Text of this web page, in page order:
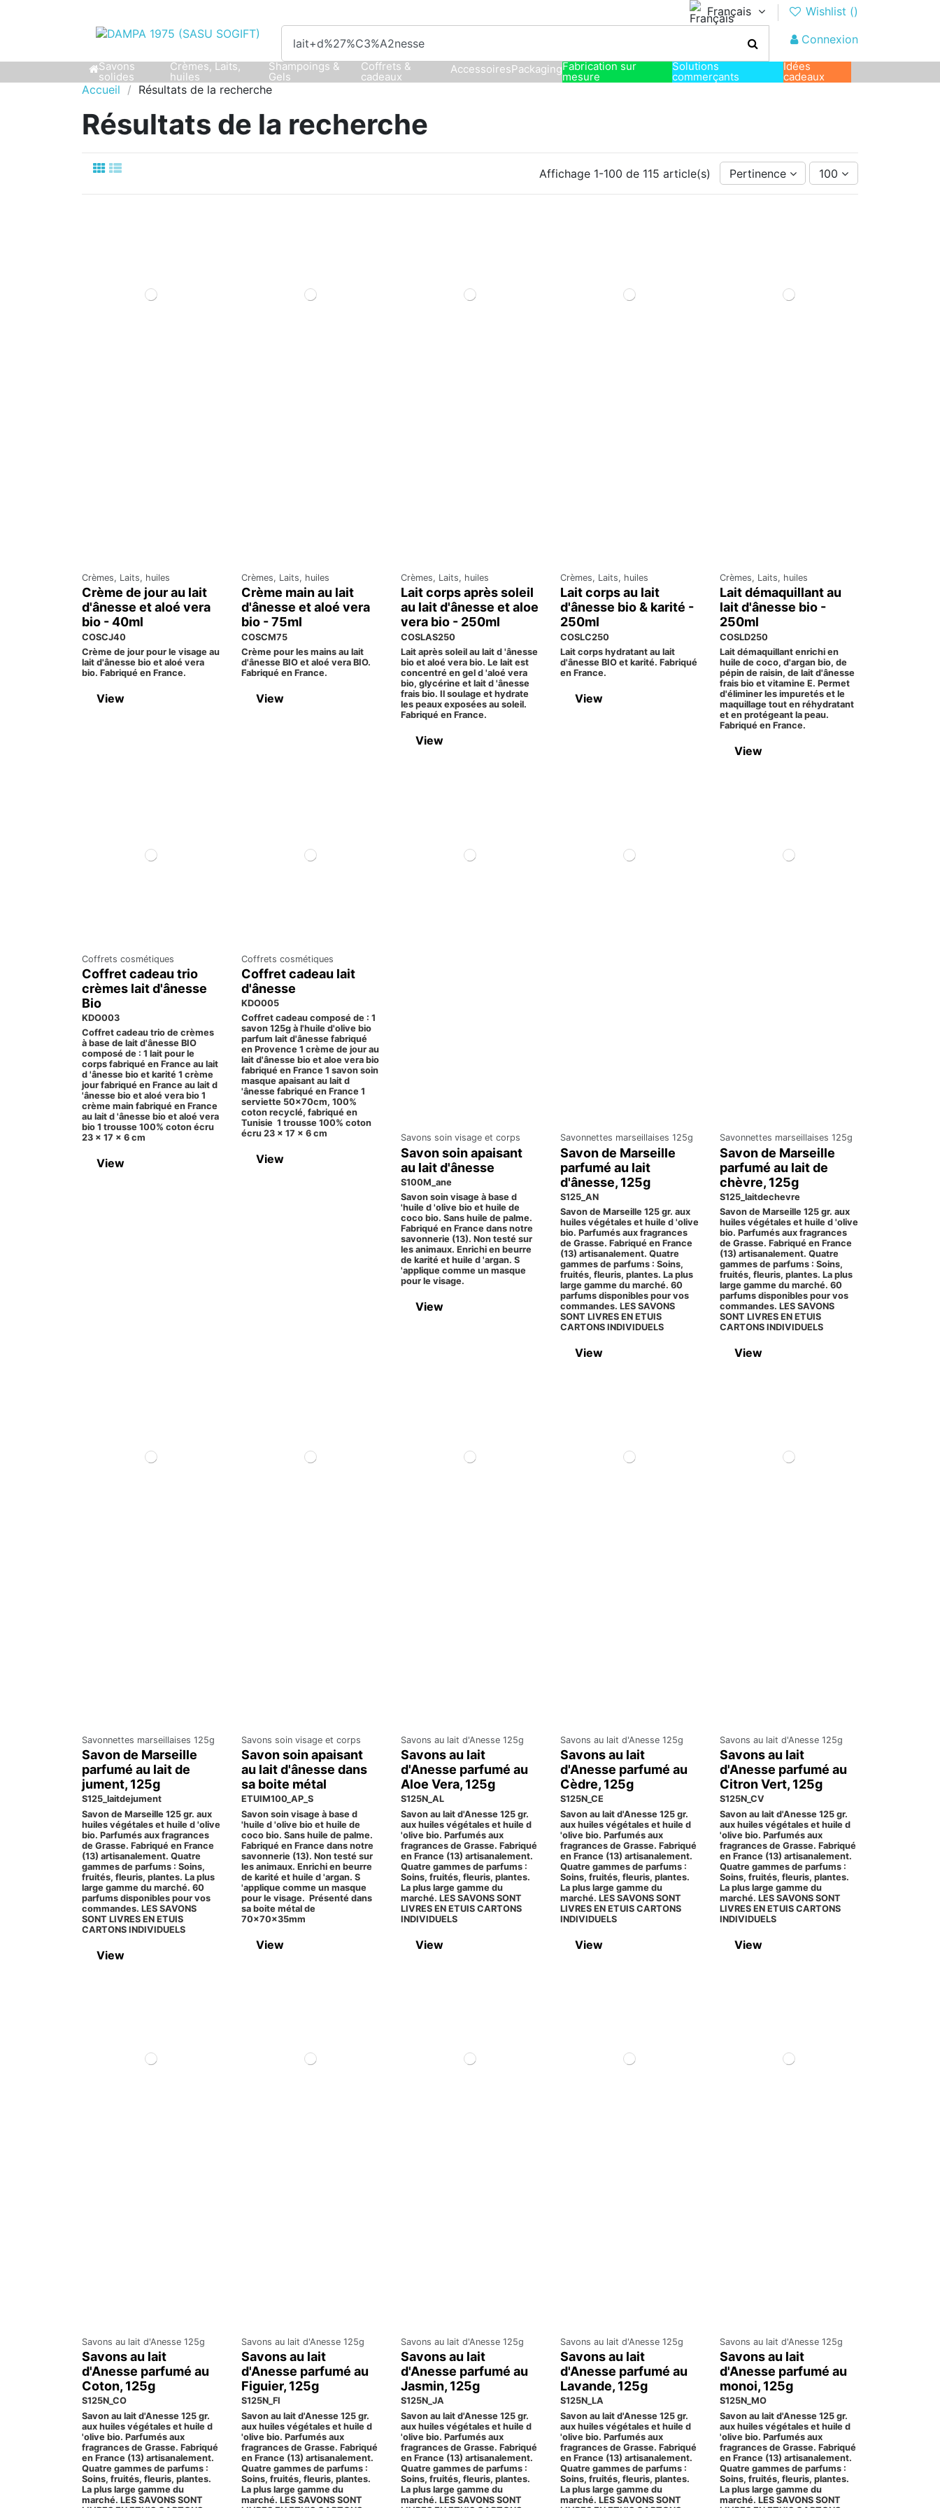
Français Wishlist ()
Connexion
Savons
solides
Crèmes, Laits,
huiles
Shampoings &
Gels
Coffrets &
cadeaux
AccessoiresPackagingFabrication sur
mesure
Solutions
commerçants
Idées
cadeaux
Accueil Résultats de la recherche
Résultats de la recherche
Affichage 1-100 de 115 article(s) Pertinence 100
Crèmes, Laits, huiles
Crème de jour au lait
d'ânesse et aloé vera
bio - 40ml
COSCJ40
Crème de jour pour le visage au
lait d'ânesse bio et aloé vera
bio. Fabriqué en France.
View
Crèmes, Laits, huiles
Crème main au lait
d'ânesse et aloé vera
bio - 75ml
COSCM75
Crème pour les mains au lait
d'ânesse BIO et aloé vera BIO.
Fabriqué en France.
View
Crèmes, Laits, huiles
Lait corps après soleil
au lait d'ânesse et aloe
vera bio - 250ml
COSLAS250
Lait après soleil au lait d 'ânesse
bio et aloé vera bio. Le lait est
concentré en gel d 'aloé vera
bio, glycérine et lait d 'ânesse
frais bio. Il soulage et hydrate
les peaux exposées au soleil.
Fabriqué en France.
View
Crèmes, Laits, huiles
Lait corps au lait
d'ânesse bio & karité -
250ml
COSLC250
Lait corps hydratant au lait
d'ânesse BIO et karité. Fabriqué
en France.
View
Crèmes, Laits, huiles
Lait démaquillant au
lait d'ânesse bio -
250ml
COSLD250
Lait démaquillant enrichi en
huile de coco, d'argan bio, de
pépin de raisin, de lait d'ânesse
frais bio et vitamine E. Permet
d'éliminer les impuretés et le
maquillage tout en réhydratant
et en protégeant la peau.
Fabriqué en France.
View
Coffrets cosmétiques
Coffret cadeau trio
crèmes lait d'ânesse
Bio
KDO003
Coffret cadeau trio de crèmes
à base de lait d'ânesse BIO
composé de : 1 lait pour le
corps fabriqué en France au lait
d 'ânesse bio et karité 1 crème
jour fabriqué en France au lait d
'ânesse bio et aloé vera bio 1
crème main fabriqué en France
au lait d 'ânesse bio et aloé vera
bio 1 trousse 100% coton écru
23 x 17 x 6 cm
View
Coffrets cosmétiques
Coffret cadeau lait
d'ânesse
KDO005
Coffret cadeau composé de : 1
savon 125g à l'huile d'olive bio
parfum lait d'ânesse fabriqué
en Provence 1 crème de jour au
lait d'ânesse bio et aloe vera bio
fabriqué en France 1 savon soin
masque apaisant au lait d
'ânesse fabriqué en France 1
serviette 50x70cm, 100%
coton recyclé, fabriqué en
Tunisie 1 trousse 100% coton
écru 23 x 17 x 6 cm
View
Savons soin visage et corps
Savon soin apaisant
au lait d'ânesse
S100M_ane
Savon soin visage à base d
'huile d 'olive bio et huile de
coco bio. Sans huile de palme.
Fabriqué en France dans notre
savonnerie (13). Non testé sur
les animaux. Enrichi en beurre
de karité et huile d 'argan. S
'applique comme un masque
pour le visage.
View
Savonnettes marseillaises 125g
Savon de Marseille
parfumé au lait
d'ânesse, 125g
S125_AN
Savon de Marseille 125 gr. aux
huiles végétales et huile d 'olive
bio. Parfumés aux fragrances
de Grasse. Fabriqué en France
(13) artisanalement. Quatre
gammes de parfums : Soins,
fruités, fleuris, plantes. La plus
large gamme du marché. 60
parfums disponibles pour vos
commandes. LES SAVONS
SONT LIVRES EN ETUIS
CARTONS INDIVIDUELS
View
Savonnettes marseillaises 125g
Savon de Marseille
parfumé au lait de
chèvre, 125g
S125_laitdechevre
Savon de Marseille 125 gr. aux
huiles végétales et huile d 'olive
bio. Parfumés aux fragrances
de Grasse. Fabriqué en France
(13) artisanalement. Quatre
gammes de parfums : Soins,
fruités, fleuris, plantes. La plus
large gamme du marché. 60
parfums disponibles pour vos
commandes. LES SAVONS
SONT LIVRES EN ETUIS
CARTONS INDIVIDUELS
View
Savonnettes marseillaises 125g
Savon de Marseille
parfumé au lait de
jument, 125g
S125_laitdejument
Savon de Marseille 125 gr. aux
huiles végétales et huile d 'olive
bio. Parfumés aux fragrances
de Grasse. Fabriqué en France
(13) artisanalement. Quatre
gammes de parfums : Soins,
fruités, fleuris, plantes. La plus
large gamme du marché. 60
parfums disponibles pour vos
commandes. LES SAVONS
SONT LIVRES EN ETUIS
CARTONS INDIVIDUELS
View
Savons soin visage et corps
Savon soin apaisant
au lait d'ânesse dans
sa boite métal
ETUIM100_AP_S
Savon soin visage à base d
'huile d 'olive bio et huile de
coco bio. Sans huile de palme.
Fabriqué en France dans notre
savonnerie (13). Non testé sur
les animaux. Enrichi en beurre
de karité et huile d 'argan. S
'applique comme un masque
pour le visage. Présenté dans
sa boite métal de
70x70x35mm
View
Savons au lait d'Anesse 125g
Savons au lait
d'Anesse parfumé au
Aloe Vera, 125g
S125N_AL
Savon au lait d'Anesse 125 gr.
aux huiles végétales et huile d
'olive bio. Parfumés aux
fragrances de Grasse. Fabriqué
en France (13) artisanalement.
Quatre gammes de parfums :
Soins, fruités, fleuris, plantes.
La plus large gamme du
marché. LES SAVONS SONT
LIVRES EN ETUIS CARTONS
INDIVIDUELS
View
Savons au lait d'Anesse 125g
Savons au lait
d'Anesse parfumé au
Cèdre, 125g
S125N_CE
Savon au lait d'Anesse 125 gr.
aux huiles végétales et huile d
'olive bio. Parfumés aux
fragrances de Grasse. Fabriqué
en France (13) artisanalement.
Quatre gammes de parfums :
Soins, fruités, fleuris, plantes.
La plus large gamme du
marché. LES SAVONS SONT
LIVRES EN ETUIS CARTONS
INDIVIDUELS
View
Savons au lait d'Anesse 125g
Savons au lait
d'Anesse parfumé au
Citron Vert, 125g
S125N_CV
Savon au lait d'Anesse 125 gr.
aux huiles végétales et huile d
'olive bio. Parfumés aux
fragrances de Grasse. Fabriqué
en France (13) artisanalement.
Quatre gammes de parfums :
Soins, fruités, fleuris, plantes.
La plus large gamme du
marché. LES SAVONS SONT
LIVRES EN ETUIS CARTONS
INDIVIDUELS
View
Savons au lait d'Anesse 125g
Savons au lait
d'Anesse parfumé au
Coton, 125g
S125N_CO
Savon au lait d'Anesse 125 gr.
aux huiles végétales et huile d
'olive bio. Parfumés aux
fragrances de Grasse. Fabriqué
en France (13) artisanalement.
Quatre gammes de parfums :
Soins, fruités, fleuris, plantes.
La plus large gamme du
marché. LES SAVONS SONT
Savons au lait d'Anesse 125g
Savons au lait
d'Anesse parfumé au
Figuier, 125g
S125N_FI
Savon au lait d'Anesse 125 gr.
aux huiles végétales et huile d
'olive bio. Parfumés aux
fragrances de Grasse. Fabriqué
en France (13) artisanalement.
Quatre gammes de parfums :
Soins, fruités, fleuris, plantes.
La plus large gamme du
marché. LES SAVONS SONT
Savons au lait d'Anesse 125g
Savons au lait
d'Anesse parfumé au
Jasmin, 125g
S125N_JA
Savon au lait d'Anesse 125 gr.
aux huiles végétales et huile d
'olive bio. Parfumés aux
fragrances de Grasse. Fabriqué
en France (13) artisanalement.
Quatre gammes de parfums :
Soins, fruités, fleuris, plantes.
La plus large gamme du
marché. LES SAVONS SONT
Savons au lait d'Anesse 125g
Savons au lait
d'Anesse parfumé au
Lavande, 125g
S125N_LA
Savon au lait d'Anesse 125 gr.
aux huiles végétales et huile d
'olive bio. Parfumés aux
fragrances de Grasse. Fabriqué
en France (13) artisanalement.
Quatre gammes de parfums :
Soins, fruités, fleuris, plantes.
La plus large gamme du
marché. LES SAVONS SONT
Savons au lait d'Anesse 125g
Savons au lait
d'Anesse parfumé au
monoi, 125g
S125N_MO
Savon au lait d'Anesse 125 gr.
aux huiles végétales et huile d
'olive bio. Parfumés aux
fragrances de Grasse. Fabriqué
en France (13) artisanalement.
Quatre gammes de parfums :
Soins, fruités, fleuris, plantes.
La plus large gamme du
marché. LES SAVONS SONT